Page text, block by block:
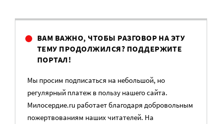
ВАМ ВАЖНО, ЧТОБЫ РАЗГОВОР НА ЭТУ
ТЕМУ ПРОДОЛЖИЛСЯ? ПОДДЕРЖИТЕ
ПОРТАЛ!
Мы просим подписаться на небольшой, но
регулярный платеж в пользу нашего сайта.
Милосердие.ru работает благодаря добровольным
пожертвованиям наших читателей. На